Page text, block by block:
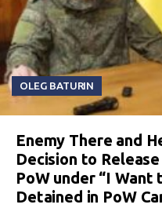
OLEG BATURIN
Enemy There and
Decision to
PoW under “I
Detained in PoW